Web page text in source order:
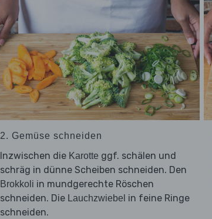
2. Gemüse schneiden
Inzwischen die Karotte ggf. schälen und
schräg in dünne Scheiben schneiden. Den
Brokkoli in mundgerechte Röschen
schneiden. Die Lauchzwiebel in feine Ringe
schneiden.